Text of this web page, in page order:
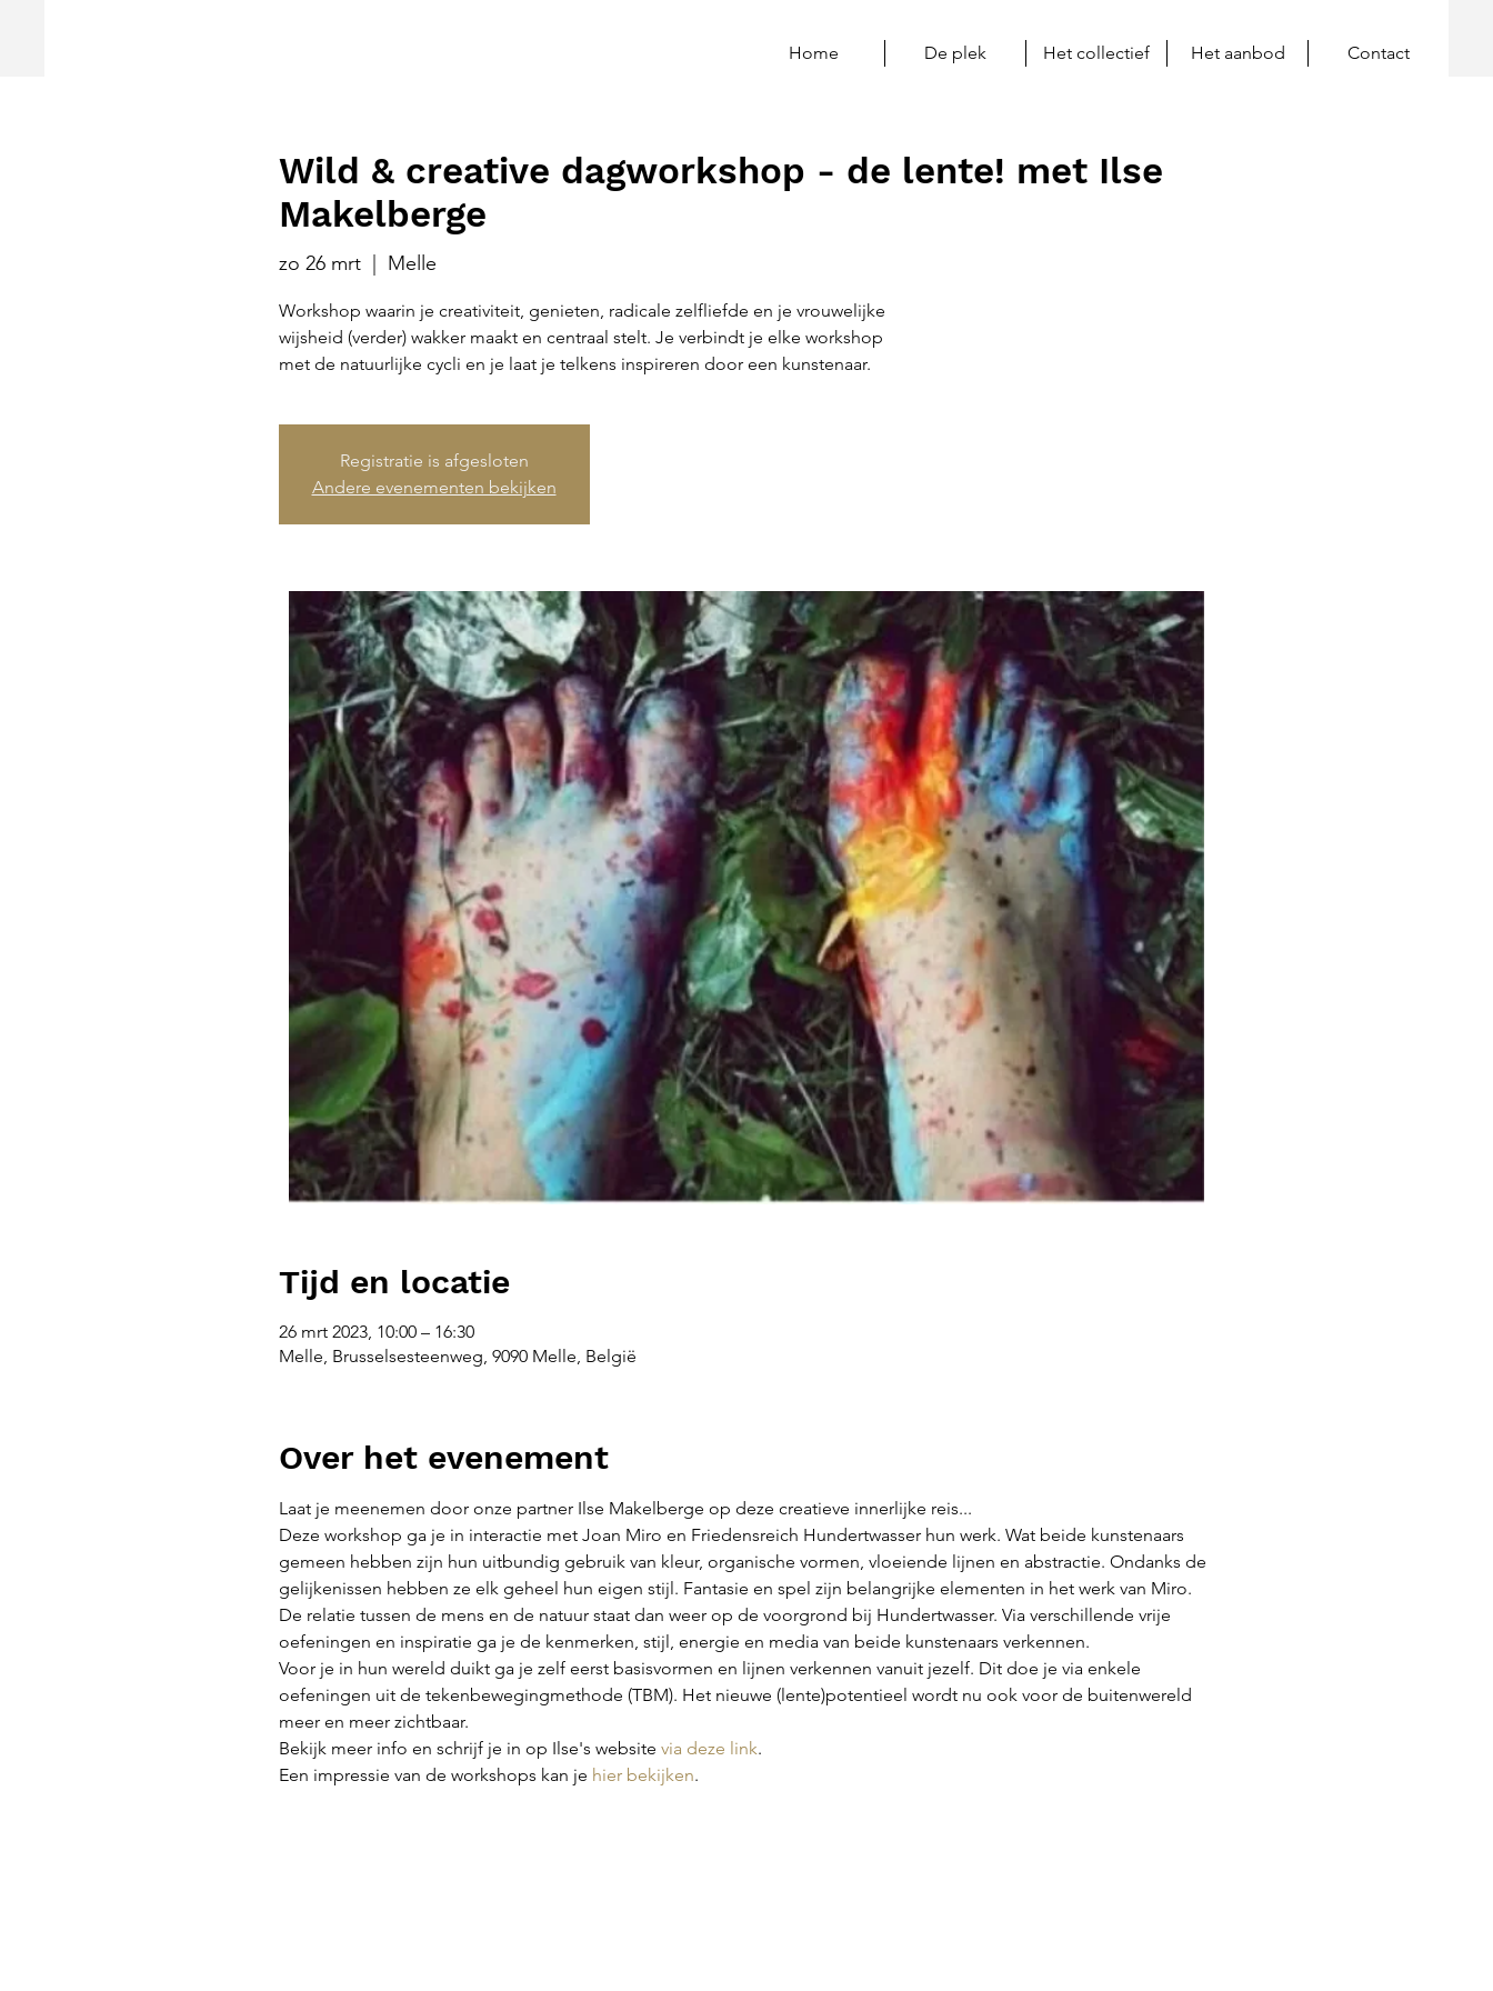
Home De plek Het collectief Het aanbod Contact
Wild & creative dagworkshop - de lente! met Ilse
Makelberge
zo 26 mrt
  |
Melle
Workshop waarin je creativiteit, genieten, radicale zelfliefde en je vrouwelijke
wijsheid (verder) wakker maakt en centraal stelt. Je verbindt je elke workshop
met de natuurlijke cycli en je laat je telkens inspireren door een kunstenaar.
Registratie is afgesloten
Andere evenementen bekijken
Tijd en locatie
26 mrt 2023, 10:00 – 16:30
Melle, Brusselsesteenweg, 9090 Melle, België
Over het evenement
Laat je meenemen door onze partner Ilse Makelberge op deze creatieve innerlijke reis...
Deze workshop ga je in interactie met Joan Miro en Friedensreich Hundertwasser hun werk. Wat beide kunstenaars
gemeen hebben zijn hun uitbundig gebruik van kleur, organische vormen, vloeiende lijnen en abstractie. Ondanks de
gelijkenissen hebben ze elk geheel hun eigen stijl. Fantasie en spel zijn belangrijke elementen in het werk van Miro.
De relatie tussen de mens en de natuur staat dan weer op de voorgrond bij Hundertwasser. Via verschillende vrije
oefeningen en inspiratie ga je de kenmerken, stijl, energie en media van beide kunstenaars verkennen.
Voor je in hun wereld duikt ga je zelf eerst basisvormen en lijnen verkennen vanuit jezelf. Dit doe je via enkele
oefeningen uit de tekenbewegingmethode (TBM). Het nieuwe (lente)potentieel wordt nu ook voor de buitenwereld
meer en meer zichtbaar.
Bekijk meer info en schrijf je in op Ilse's website via deze link.
Een impressie van de workshops kan je hier bekijken.